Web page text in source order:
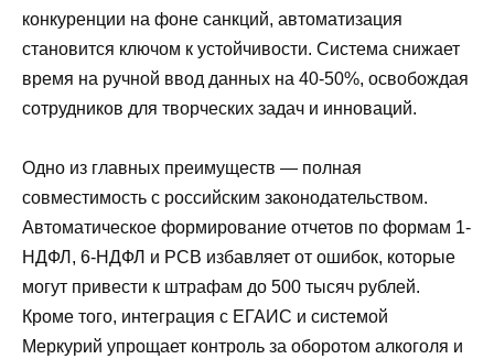
конкуренции на фоне санкций, автоматизация
становится ключом к устойчивости. Система снижает
время на ручной ввод данных на 40-50%, освобождая
сотрудников для творческих задач и инноваций.
Одно из главных преимуществ — полная
совместимость с российским законодательством.
Автоматическое формирование отчетов по формам 1-
НДФЛ, 6-НДФЛ и РСВ избавляет от ошибок, которые
могут привести к штрафам до 500 тысяч рублей.
Кроме того, интеграция с ЕГАИС и системой
Меркурий упрощает контроль за оборотом алкоголя и